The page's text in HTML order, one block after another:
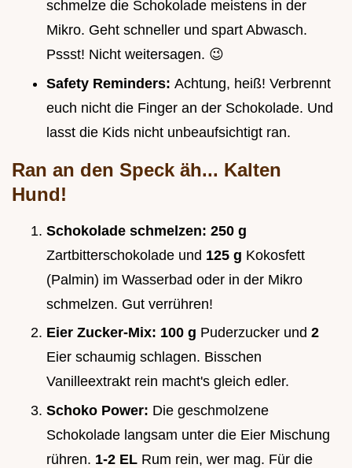
schmelze die Schokolade meistens in der
Mikro. Geht schneller und spart Abwasch.
Pssst! Nicht weitersagen. 😉
Safety Reminders: Achtung, heiß! Verbrennt
euch nicht die Finger an der Schokolade. Und
lasst die Kids nicht unbeaufsichtigt ran.
Ran an den Speck äh... Kalten
Hund!
Schokolade schmelzen: 250 g
Zartbitterschokolade und 125 g Kokosfett
(Palmin) im Wasserbad oder in der Mikro
schmelzen. Gut verrühren!
Eier Zucker-Mix: 100 g Puderzucker und 2
Eier schaumig schlagen. Bisschen
Vanilleextrakt rein macht's gleich edler.
Schoko Power: Die geschmolzene
Schokolade langsam unter die Eier Mischung
rühren. 1-2 EL Rum rein, wer mag. Für die